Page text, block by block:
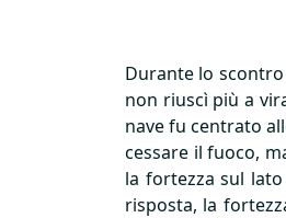
Durante lo
non riuscì più a
nave fu centrato
cessare il fuoco,
la fortezza sul
risposta, la